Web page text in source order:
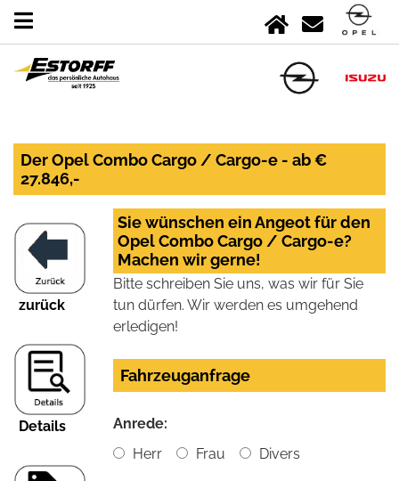
Der Opel Combo Cargo / Cargo-e - ab €
27.846,-
zurück
Details
Sie wünschen ein Angeot für den
Opel Combo Cargo / Cargo-e?
Machen wir gerne!
Bitte schreiben Sie uns, was wir für Sie
tun dürfen. Wir werden es umgehend
erledigen!
Fahrzeuganfrage
Anrede:
Herr
Frau Divers